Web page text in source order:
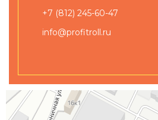
+7 (812) 245-60-47
info@profitroll.ru